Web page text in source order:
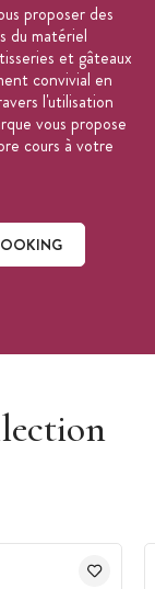
proposer des
du matériel
et gâteaux
convivial en
l'utilisation
vous propose
cours à votre